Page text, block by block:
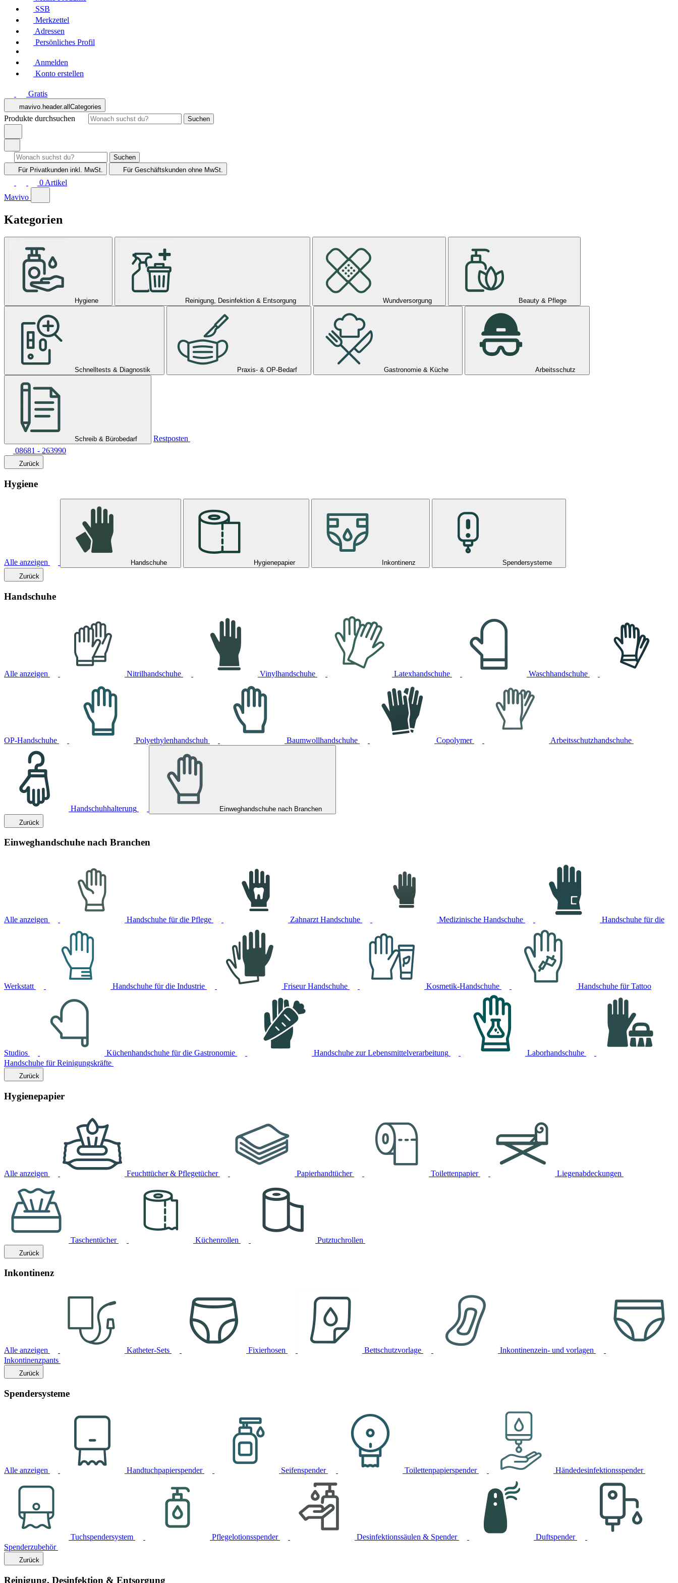
SSB
Merkzettel
Adressen
Persönliches Profil
Anmelden
Konto erstellen
Gratis
mavivo.header.allCategories
Produkte durchsuchen Suchen
Suchen
Für Privatkunden inkl. MwSt. Für Geschäftskunden ohne MwSt.
0 Artikel
Mavivo
Kategorien
Hygiene Reinigung, Desinfektion & Entsorgung Wundversorgung Beauty & Pflege
Schnelltests & Diagnostik Praxis- & OP-Bedarf Gastronomie & Küche Arbeitsschutz
Schreib & Bürobedarf
Restposten
08681 - 263990
Zurück
Hygiene
Alle anzeigen Handschuhe Hygienepapier Inkontinenz
Spendersysteme
Zurück
Handschuhe
Alle anzeigen Nitrilhandschuhe Vinylhandschuhe Latexhandschuhe Waschhandschuhe
OP-Handschuhe Polyethylenhandschuh Baumwollhandschuhe Copolymer Arbeitsschutzhandschuhe
Handschuhhalterung
Einweghandschuhe nach Branchen
Zurück
Einweghandschuhe nach Branchen
Alle anzeigen Handschuhe für die Pflege Zahnarzt Handschuhe Medizinische Handschuhe Handschuhe für die
Werkstatt Handschuhe für die Industrie Friseur Handschuhe Kosmetik-Handschuhe Handschuhe für Tattoo
Studios Küchenhandschuhe für die Gastronomie Handschuhe zur Lebensmittelverarbeitung
Laborhandschuhe
Handschuhe für Reinigungskräfte
Zurück
Hygienepapier
Alle anzeigen Feuchttücher & Pflegetücher Papierhandtücher Toilettenpapier Liegenabdeckungen
Taschentücher Küchenrollen Putztuchrollen
Zurück
Inkontinenz
Alle anzeigen Katheter-Sets Fixierhosen Bettschutzvorlage
Inkontinenzein- und vorlagen
Inkontinenzpants
Zurück
Spendersysteme
Alle anzeigen Handtuchpapierspender Seifenspender Toilettenpapierspender Händedesinfektionsspender
Tuchspendersystem Pflegelotionsspender Desinfektionssäulen & Spender
Duftspender
Spenderzubehör
Zurück
Reinigung, Desinfektion & Entsorgung